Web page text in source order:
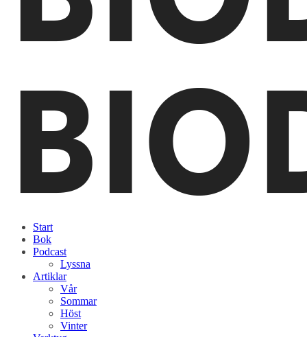
Start
Bok
Podcast
Lyssna
Artiklar
Vår
Sommar
Höst
Vinter